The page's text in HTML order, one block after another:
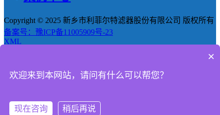
Copyright © 2025 新乡市利菲尔特滤器股份有限公司 版权所有
备案号：豫ICP备11005909号-23
XML
产品
新闻
×
欢迎来到本网站，请问有什么可以帮您？
现在咨询 稍后再说